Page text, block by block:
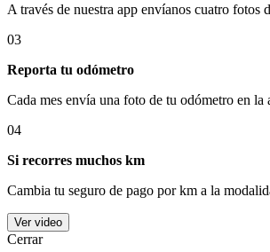
A través de nuestra app envíanos cuatro fotos
03
Reporta tu odómetro
Cada mes envía una foto de tu odómetro en la
04
Si recorres muchos km
Cambia tu seguro de pago por km a la
Ver video
Cerrar